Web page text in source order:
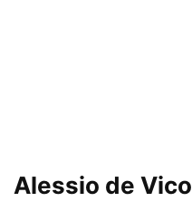
Alessio de Vico